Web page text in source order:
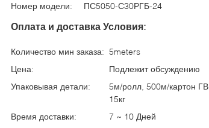
Номер модели:
ПС5050-С30РГБ-24
Оплата и доставка Условия:
Количество мин заказа: 5meters
Цена:
Подлежит обсуждению
Упаковывая детали:
5м/ролл, 500м/картон ГВ
15кг
Время доставки:
7 ~ 10 Дней